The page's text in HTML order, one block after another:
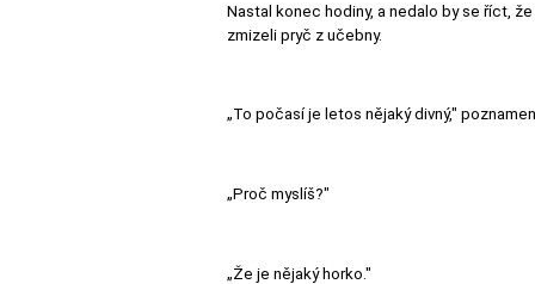
Nastal konec hodiny, a nedalo by se říct,
zmizeli pryč z učebny.
„To počasí je letos nějaký divný,"
„Proč myslíš?"
„Že je nějaký horko."